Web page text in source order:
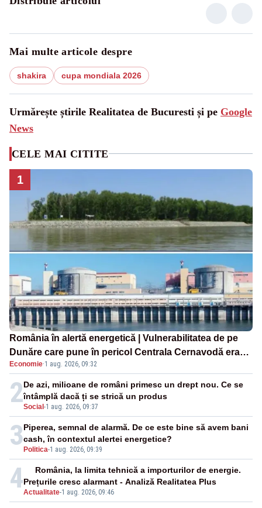
Mai multe articole despre
shakira cupa mondiala 2026
Urmărește știrile Realitatea de Bucuresti și pe Google
News
CELE MAI CITITE
1
România în alertă energetică | Vulnerabilitatea de pe
Dunăre care pune în pericol Centrala Cernavodă era
cunoscută de pe vremea lui Ceaușescu
Economie·1 aug. 2026, 09:32
2Social -1 aug. 2026, 09:37
De azi, milioane de români primesc un drept nou. Ce se
întâmplă dacă ți se strică un produs
3 Politica-1 aug. 2026, 09:39
Piperea, semnal de alarmă. De ce este bine să avem bani
cash, în contextul alertei energetice?
4Actualitate-1 aug. 2026, 09:46
România, la limita tehnică a importurilor de energie.
Prețurile cresc alarmant - Analiză Realitatea Plus